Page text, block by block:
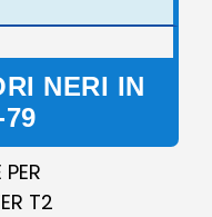
NERI IN
T2